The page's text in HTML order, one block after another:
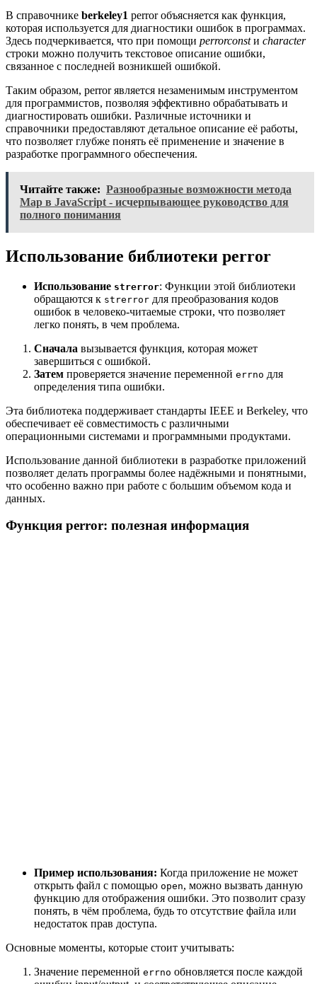
В справочнике berkeley1 perror объясняется как функция,
которая используется для диагностики ошибок в программах.
Здесь подчеркивается, что при помощи perrorconstи character
строки можно получить текстовое описание ошибки,
связанное с последней возникшей ошибкой.
Таким образом, perror является незаменимым инструментом
для программистов, позволяя эффективно обрабатывать и
диагностировать ошибки. Различные источники и
справочники предоставляют детальное описание её работы,
что позволяет глубже понять её применение и значение в
разработке программного обеспечения.
Читайте также: Разнообразные возможности метода
Map в JavaScript - исчерпывающее руководство для
полного понимания
Использование библиотеки perror
Использование strerror: Функции этой библиотеки
обращаются к strerror для преобразования кодов
ошибок в человеко-читаемые строки, что позволяет
легко понять, в чем проблема.
Сначала вызывается функция, которая может
завершиться с ошибкой.
Затем проверяется значение переменной errno для
определения типа ошибки.
Эта библиотека поддерживает стандарты IEEE и Berkeley, что
обеспечивает её совместимость с различными
операционными системами и программными продуктами.
Использование данной библиотеки в разработке приложений
позволяет делать программы более надёжными и понятными,
что особенно важно при работе с большим объемом кода и
данных.
Функция perror: полезная информация
Пример использования: Когда приложение не может
открыть файл с помощью open, можно вызвать данную
функцию для отображения ошибки. Это позволит сразу
понять, в чём проблема, будь то отсутствие файла или
недостаток прав доступа.
Основные моменты, которые стоит учитывать:
Значение переменной errno обновляется после каждой